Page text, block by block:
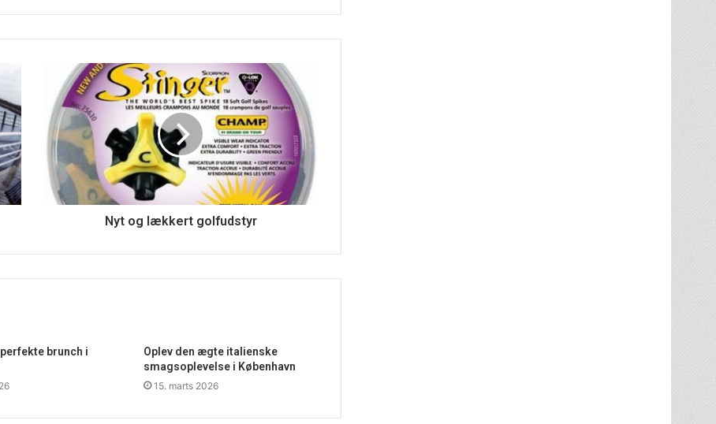
Nyt og lækkert golfudstyr
brunch i
Oplev den ægte italienske
smagsoplevelse i København
15. marts 2026